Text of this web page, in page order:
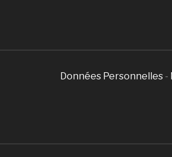
Données Personnelles -